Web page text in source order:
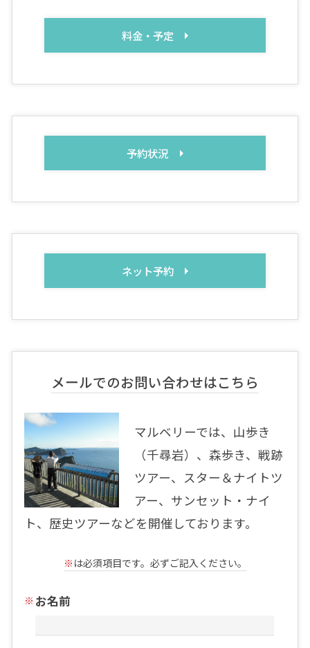
料金・予定
予約状況
ネット予約
メールでのお問い合わせはこちら
マルベリーでは、山歩き
（千尋岩）、森歩き、戦跡
ツアー、スター＆ナイトツ
アー、サンセット・ナイ
ト、歴史ツアーなどを開催しております。
※ は必須項目です。必ずご記入ください。
お名前